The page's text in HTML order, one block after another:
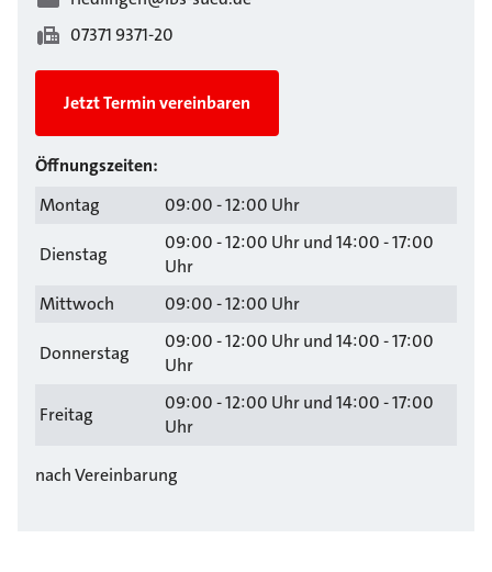
07371 9371-20
Jetzt Termin vereinbaren
Öffnungszeiten:
Montag
09:00 - 12:00 Uhr
Dienstag
09:00 - 12:00 Uhr und 14:00 - 17:00
Uhr
Mittwoch
09:00 - 12:00 Uhr
Donnerstag
09:00 - 12:00 Uhr und 14:00 - 17:00
Uhr
Freitag
09:00 - 12:00 Uhr und 14:00 - 17:00
Uhr
nach Vereinbarung